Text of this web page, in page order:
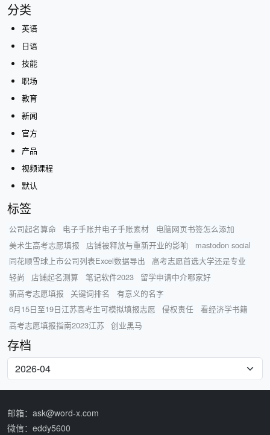
分类
英语
日语
技能
职场
教育
新闻
官方
产品
视频课程
默认
标签
公司起名算命 电子手账井电子手账素材
电脑网页书签怎么添加
美术生高考志愿填报
店铺被释放与重新开业的影响
mastodon social
同花顺雪球上市公司列表Excel数据导出
高考志愿首选大学还是专业
轻尚
店铺起名测算 笔记软件2023
留学申请中介哪家好
新高考志愿填报
关键词排名
有意义的名字
6月15日至19日江苏高考生可模拟填报志愿
侵权责任
看经济学书籍
高考志愿填报指南2023江苏
创业黑马
存档
邮箱：ask@word-x.com
微信：eddy5600